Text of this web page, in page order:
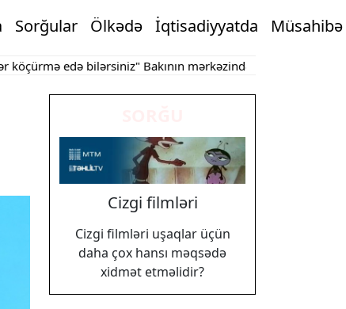
Sorğular Ölkədə İqtisadiyyatda Müsahibə
edə bilərsiniz" Bakının mərkəzində obyektdə yanğın
Cizgi filmləri
Cizgi filmləri uşaqlar üçün
daha çox hansı məqsədə
xidmət etməlidir?